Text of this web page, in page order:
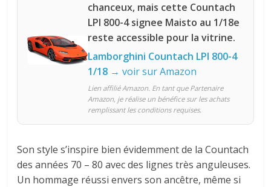
chanceux, mais cette Countach
LPI 800-4 signee Maisto au 1/18e
reste accessible pour la vitrine.
Lamborghini Countach LPI 800-4
1/18 → voir sur Amazon
Lien affilié Amazon. En tant que Partenaire
Amazon, je réalise un bénéfice sur les achats
remplissant les conditions requises.
Son style s’inspire bien évidemment de la Countach
des années 70 – 80 avec des lignes très anguleuses.
Un hommage réussi envers son ancêtre, même si